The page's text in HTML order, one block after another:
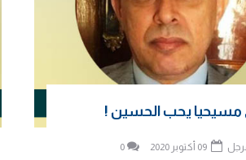
مسيحيا يحب الحسين !
0